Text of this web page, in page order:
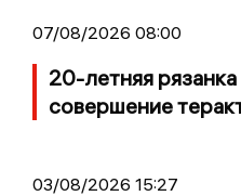
07/08/2026 08:00
20-летняя
совершение
03/08/2026 15:27